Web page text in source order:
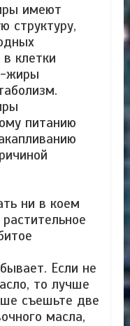
имеют
структуру,
клетки
жиры
питанию
ни в коем
Если не
то лучше
съешьте две
масла,